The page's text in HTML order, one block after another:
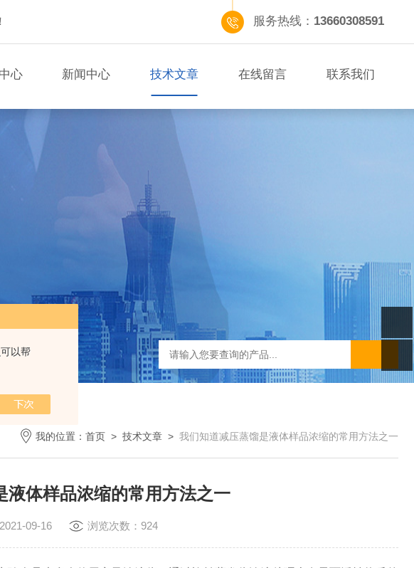
以帮
服务热线： 13660308591
心 新闻中心 技术文章 在线留言 联系我们
我的位置： 首页 > 技术文章 > 我们知道减压蒸馏是液体样品浓缩的常用方法之一
液体样品浓缩的常用方法之一
2021-09-16 浏览次数：924